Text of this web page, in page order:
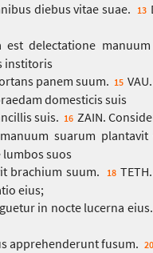
diebus vitae suae. 13
est delectatione
institoris
panem suum. 15
domesticis suis
suis. 16 ZAIN.
suarum plantavit
suos
brachium suum.
18
eius;
in nocte lucerna eius.
apprehenderunt fusum. 20